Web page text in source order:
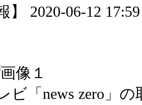
】 2020-06-12
ビ「news zero」